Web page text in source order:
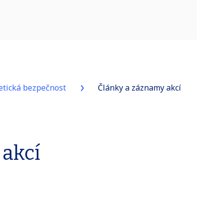
bezpečnost Články a záznamy akcí